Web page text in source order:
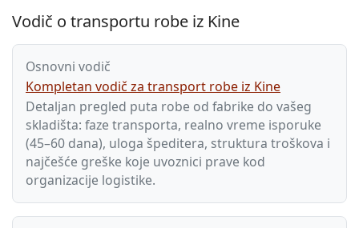
Vodič o transportu robe iz Kine
Osnovni vodič
Kompletan vodič za transport robe iz Kine
Detaljan pregled puta robe od fabrike do vašeg
skladišta: faze transporta, realno vreme isporuke
(45–60 dana), uloga špeditera, struktura troškova i
najčešće greške koje uvoznici prave kod
organizacije logistike.